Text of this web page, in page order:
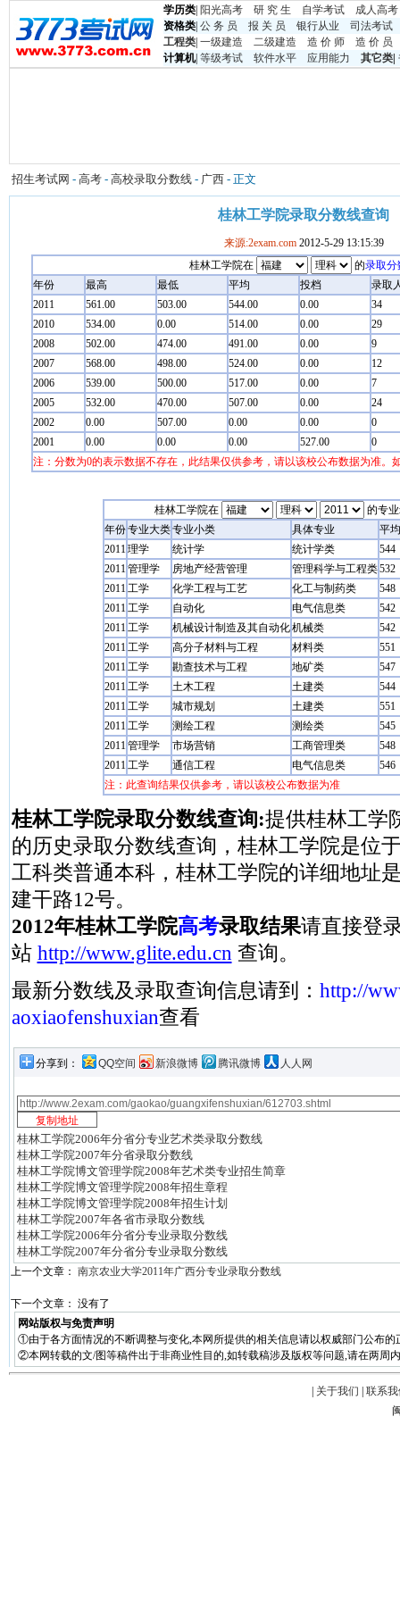
学历类 阳光高考 研 究 生 自学考试
成人高考
资格类 公 务 员 报 关 员 银行从业
司法考试
工程类 一级建造 二级建造 造 价 师
造 价 员
计算机| 等级考试 软件水平 应用能力 其它类
招生考试网 - 高考 - 高校录取分数线 - 广西 - 正文
桂林工学院录取分数线查询
来源:2exam.com 2012-5-29 13:15:39
桂林工学院在
的录取分
年份
最高 最低 平均 投档
录取
2011
561.00 503.00 544.00 0.00
34
2010
534.00 0.00 514.00 0.00
29
2008
502.00 474.00 491.00 0.00
9
2007
568.00 498.00 524.00 0.00
12
2006
539.00 500.00 517.00 0.00
7
2005
532.00 470.00 507.00 0.00
24
2002
0.00 507.00 0.00 0.00
0
2001
0.00 0.00 0.00 527.00
0
注：分数为0的表示数据不存在，此结果仅供参考，请以该校公布数据为准。
桂林工学院在
的专
年份专业大类专业小类 具体专业
平
2011理学 统计学 统计学类
544
2011管理学 房地产经营管理 管理科学与工程类532
2011工学 化学工程与工艺 化工与制药类
548
2011工学 自动化 电气信息类
542
2011工学 机械设计制造及其自动化机械类
542
2011工学 高分子材料与工程 材料类
551
2011工学 勘查技术与工程 地矿类
547
2011工学 土木工程 土建类
544
2011工学 城市规划 土建类
551
2011工学 测绘工程 测绘类
545
2011管理学 市场营销 工商管理类
548
2011工学 通信工程 电气信息类
546
注：此查询结果仅供参考，请以该校公布数据为准
桂林工学院录取分数线查询:提供桂林工学
的历史录取分数线查询，桂林工学院是位
工科类普通本科，桂林工学院的详细地址
建干路12号。
2012年桂林工学院高考录取结果请直接登
站 http://www.glite.edu.cn 查询。
最新分数线及录取查询信息请到： http://
aoxiaofenshuxian查看
分享到： QQ空间 新浪微博 腾讯微博 人人网
桂林工学院2006年分省分专业艺术类录取分数线
桂林工学院2007年分省录取分数线
桂林工学院博文管理学院2008年艺术类专业招生简章
桂林工学院博文管理学院2008年招生章程
桂林工学院博文管理学院2008年招生计划
桂林工学院2007年各省市录取分数线
桂林工学院2006年分省分专业录取分数线
桂林工学院2007年分省分专业录取分数线
上一个文章： 南京农业大学2011年广西分专业录取分数线
下一个文章： 没有了
网站版权与免责声明
①由于各方面情况的不断调整与变化,本网所提供的相关信息请以权威部门公布的
②本网转载的文/图等稿件出于非商业性目的,如转载稿涉及版权等问题,请在两周
关于我们
联系